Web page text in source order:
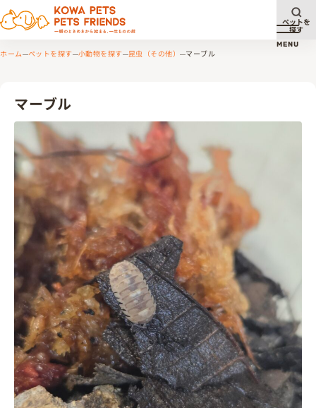
メニ
MENU
ペットを
探す
ホーム ペットを探す 小動物を探す 昆虫（その他） マーブル
マーブル